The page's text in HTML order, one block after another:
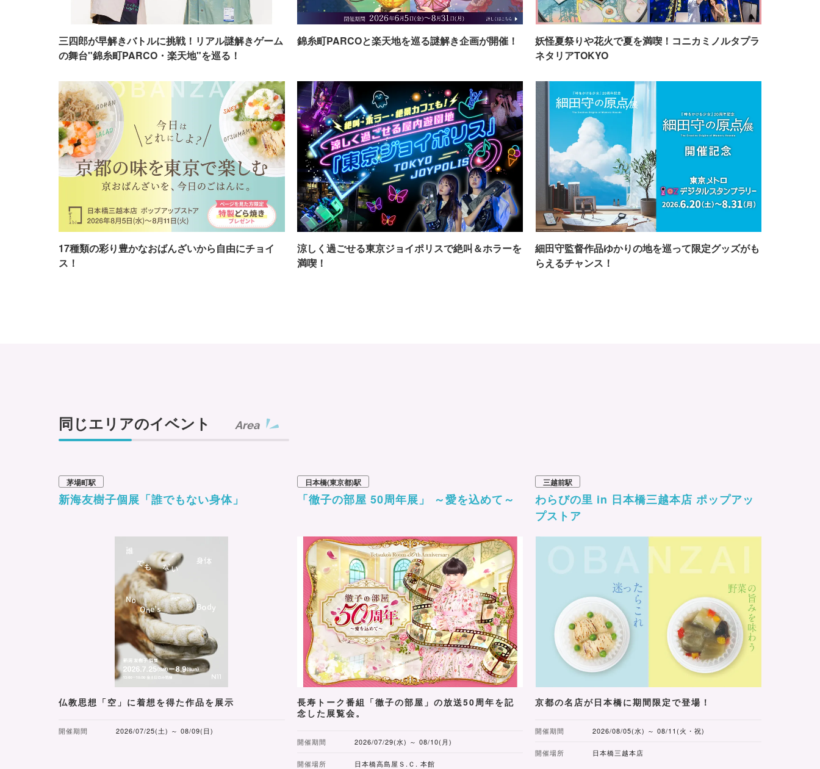
三四郎が早解きバトルに挑戦！リアル謎解きゲーム
の舞台"錦糸町PARCO・楽天地"を巡る！
錦糸町PARCOと楽天地を巡る謎解き企画が開催！
妖怪夏祭りや花火で夏を満喫！コニカミノルタプラ
ネタリアTOKYO
17種類の彩り豊かなおばんざいから自由にチョイ
ス！
涼しく過ごせる東京ジョイポリスで絶叫＆ホラーを
満喫！
細田守監督作品ゆかりの地を巡って限定グッズがも
らえるチャンス！
同じエリアのイベント Area
茅場町駅
新海友樹子個展「誰でもない身体」
仏教思想「空」に着想を得た作品を展示
開催期間 2026/07/25(土) ～ 08/09(日)
日本橋(東京都)駅
「徹子の部屋 50周年展」 ～愛を込めて～
長寿トーク番組「徹子の部屋」の放送50周年を記
念した展覧会。
開催期間 2026/07/29(水) ～ 08/10(月)
開催場所 日本橋高島屋Ｓ.Ｃ. 本館
三越前駅
わらびの里 in 日本橋三越本店 ポップアッ
プストア
京都の名店が日本橋に期間限定で登場！
開催期間 2026/08/05(水) ～ 08/11(火・祝)
開催場所 日本橋三越本店